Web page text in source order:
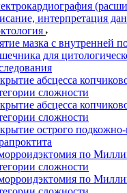
интерпретация
мазка с внутренней
для
абсцесса
сложности
абсцесса
сложности
острого подкожно-
по
сложности
по